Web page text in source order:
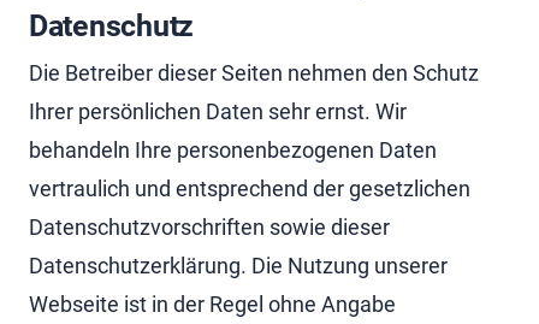
Datenschutz
Die Betreiber dieser Seiten nehmen den Schutz
Ihrer persönlichen Daten sehr ernst. Wir
behandeln Ihre personenbezogenen Daten
vertraulich und entsprechend der gesetzlichen
Datenschutzvorschriften sowie dieser
Datenschutzerklärung. Die Nutzung unserer
Webseite ist in der Regel ohne Angabe